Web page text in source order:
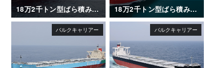
18万2千トン型ばら積み運搬船「OCEAN ASIA」 18万2千トン型ばら積み運搬船「FRONTIER JASMINE」